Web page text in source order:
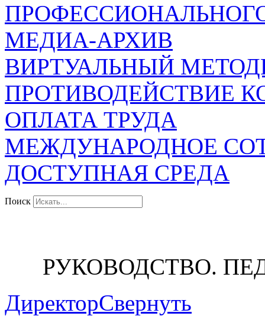
МЕДИА-АРХИВ
ВИРТУАЛЬНЫЙ
ПРОТИВОДЕЙСТВИЕ
ОПЛАТА ТРУДА
МЕЖДУНАРОДНОЕ
ДОСТУПНАЯ СРЕДА
Поиск
РУКОВОДСТВО.
ДиректорСвернуть